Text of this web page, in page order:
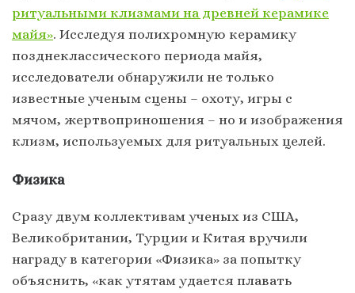
ритуальными клизмами на древней керамике
майя». Исследуя полихромную керамику
позднеклассического периода майя,
исследователи обнаружили не только
известные ученым сцены – охоту, игры с
мячом, жертвоприношения – но и изображения
клизм, используемых для ритуальных целей.
Физика
Сразу двум коллективам ученых из США,
Великобритании, Турции и Китая вручили
награду в категории «Физика» за попытку
объяснить, «как утятам удается плавать